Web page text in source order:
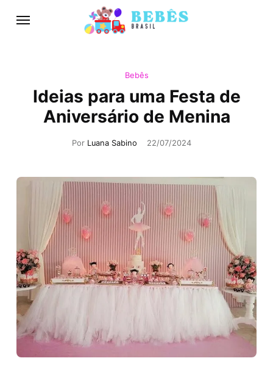
Bebês
Ideias para uma Festa de
Aniversário de Menina
Por Luana Sabino 22/07/2024